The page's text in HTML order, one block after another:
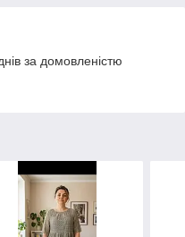
за домовленістю